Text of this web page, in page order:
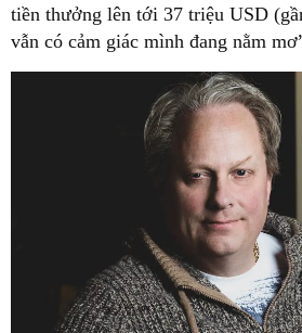
tiền thưởng lên tới 37 triệu USD
vẫn có cảm giác mình đang nằm